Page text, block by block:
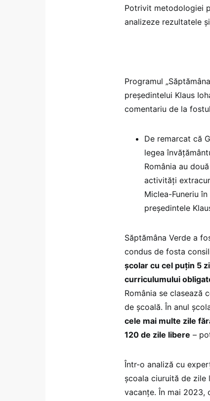
Potrivit metodologiei
analizeze rezultatele
Programul
președintelui Klaus
comentariu de la
De remarcat că
legea
România au
activități
Miclea-Funeriu
președintele
Săptămâna Verde a
condus de fosta
școlar cu cel puțin 5
curriculumului
România se clasează
de școală. În anul
cele mai multe zile
120 de zile libere –
Într-o analiză cu
școala ciuruită de zile
vacanțe. În mai 2023,